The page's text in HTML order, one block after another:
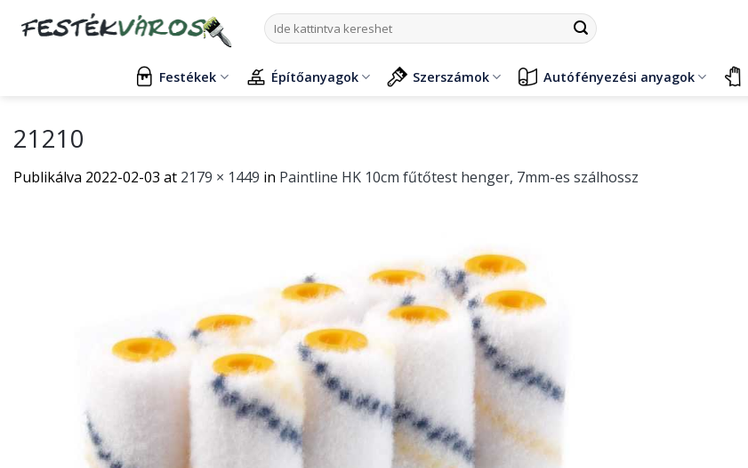
Keresés
a
Festékek Építőanyagok Szerszámok Autófényezési anyagok
21210
Publikálva 2022-02-03 at 2179 × 1449 in Paintline HK 10cm fűtőtest henger, 7mm-es szálhossz